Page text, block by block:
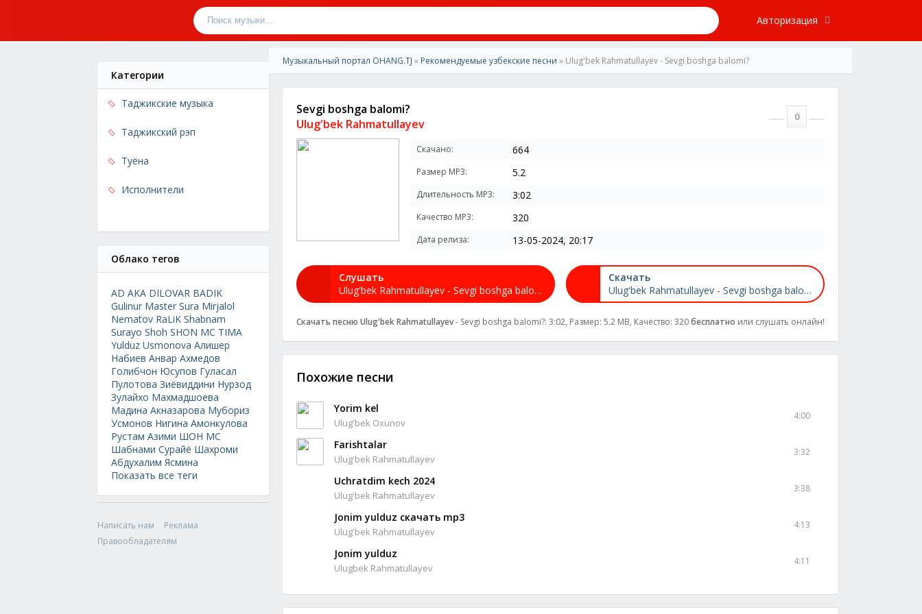
Авторизация
Категории
Таджикские музыка
Таджикский рэп
Туёна
Исполнители
Облако тегов
AD AKA DILOVAR BADIK
Gulinur Master Sura Mirjalol
Nematov RaLiK Shabnam
Surayo Shoh SHON MC TIMA
Yulduz Usmonova Алишер
Набиев Анвар Ахмедов
Голибчон Юсупов Гуласал
Пулотова Зиёвиддини Нурзод
Зулайхо Махмадшоева
Мадина Акназарова Мубориз
Усмонов Нигина Амонкулова
Рустам Азими ШОН МС
Шабнами Сурайё Шахроми
Абдухалим Ясмина
Показать все теги
Написать нам
Реклама
Правообладателям
Музыкальный портал OHANG.TJ » Рекомендуемые узбекские песни » Ulug'bek Rahmatullayev - Sevgi boshga balomi?
Sevgi boshga balomi?
Ulug'bek Rahmatullayev
0
Скачано: 664
Размер MP3: 5.2
Длительность MP3: 3:02
Качество MP3: 320
Дата релиза: 13-05-2024, 20:17
Слушать
Ulug'bek Rahmatullayev - Sevgi boshga balomi?
Скачать
Ulug'bek Rahmatullayev - Sevgi boshga balomi?
Скачать песню Ulug'bek Rahmatullayev- Sevgi boshga balomi?: 3:02, Размер: 5.2 MB, Качество: 320бесплатно или слушать онлайн!
Похожие песни
Yorim kel
Ulug'bek Oxunov
4:00
Farishtalar
Ulug'bek Rahmatullayev
3:32
Uchratdim kech 2024
Ulug'bek Rahmatullayev
3:38
Jonim yulduz скачать mp3
Ulug'bek Rahmatullayev
4:13
Jonim yulduz
Ulugbek Rahmatullayev
4:11